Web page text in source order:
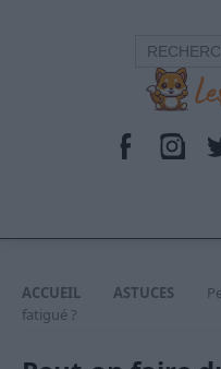
ACCUEIL ASTUCES
fatigué ?